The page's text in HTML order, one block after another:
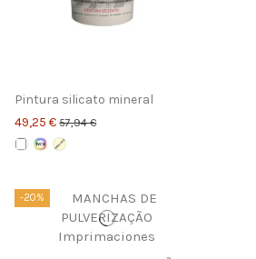
Pintura silicato mineral
49,25 €57,94 €
-20%